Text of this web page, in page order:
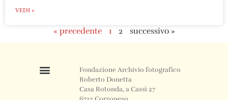
VEDI »
« precedente 1 2 successivo »
Fondazione Archivio fotografico
Roberto Donetta
Casa Rotonda, a Cassì 27